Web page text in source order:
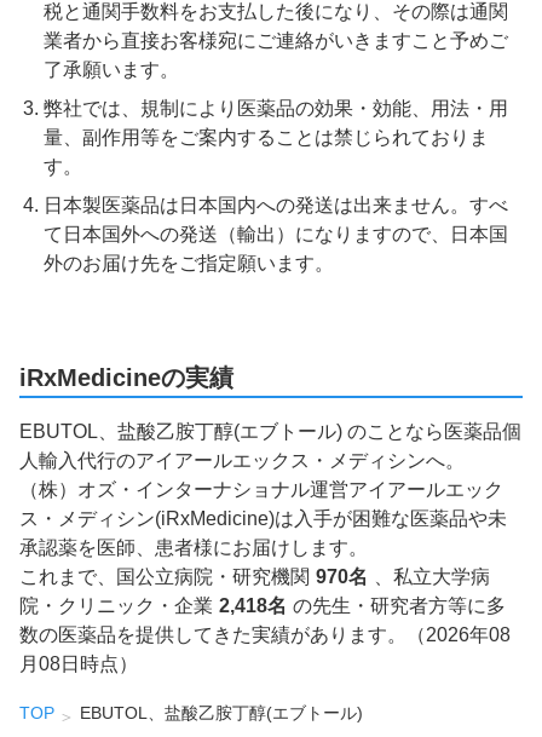
税と通関手数料をお支払した後になり、その際は通関
業者から直接お客様宛にご連絡がいきますこと予めご
了承願います。
弊社では、規制により医薬品の効果・効能、用法・用
量、副作用等をご案内することは禁じられておりま
す。
日本製医薬品は日本国内への発送は出来ません。すべ
て日本国外への発送（輸出）になりますので、日本国
外のお届け先をご指定願います。
iRxMedicineの実績
EBUTOL、盐酸乙胺丁醇(エブトール) のことなら医薬品個
人輸入代行のアイアールエックス・メディシンへ。
（株）オズ・インターナショナル運営アイアールエック
ス・メディシン(iRxMedicine)は入手が困難な医薬品や未
承認薬を医師、患者様にお届けします。
これまで、国公立病院・研究機関 970名
、私立大学病
院・クリニック・企業 2,418名 の先生・研究者方等に多
数の医薬品を提供してきた実績があります。（2026年08
月08日時点）
TOP EBUTOL、盐酸乙胺丁醇(エブトール)